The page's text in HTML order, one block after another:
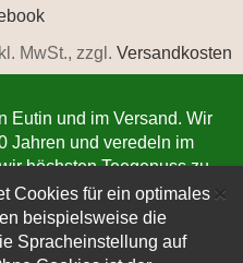
×
Cookies für ein optimales
beispielsweise die
Spracheinstellung auf
MwSt., zzgl. Versandkosten
Eutin und im Versand. Wir
Jahren und veredeln im
höchsten Teegenuss zu
www.teeschmiede-
innerhalb von 1-3
Der Versand erfolgt